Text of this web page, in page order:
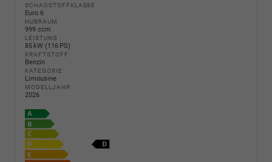
SCHADSTOFFKLASSE
Euro 6
HUBRAUM
999 ccm
LEISTUNG
85 kW (116 PS)
KRAFTSTOFF
Benzin
KATEGORIE
Limousine
MODELLJAHR
2026